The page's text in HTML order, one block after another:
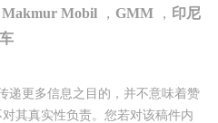
Makmur Mobil ， GMM ， 印尼
递更多信息之目的，并不意味着赞
其真实性负责。您若对该稿件内